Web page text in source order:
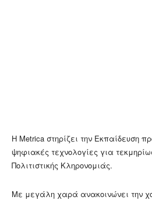
Η Metrica στηρίζει την Εκπαίδευση
ψηφιακές τεχνολογίες για
Πολιτιστικής Κληρονομιάς.
Με μεγάλη χαρά ανακοινώνει την